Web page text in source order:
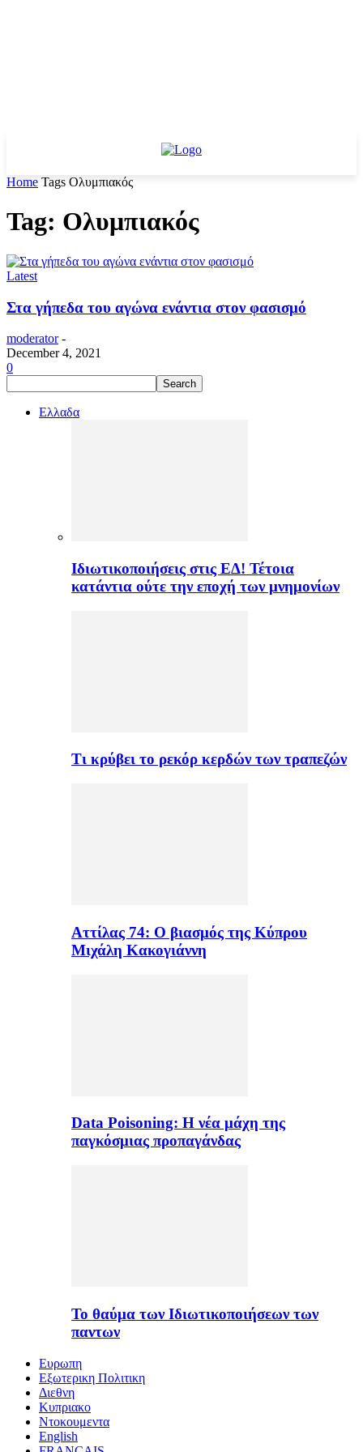
Home Tags Ολυμπιακός
Tag: Ολυμπιακός
Latest
Στα γήπεδα του αγώνα ενάντια στον φασισμό
moderator -
December 4, 2021
0
Ελλαδα
Ιδιωτικοποιήσεις στις ΕΔ! Τέτοια
κατάντια ούτε την εποχή των μνημονίων
Τι κρύβει το ρεκόρ κερδών των τραπεζών
Αττίλας 74: Ο βιασμός της Κύπρου
Μιχάλη Κακογιάννη
Data Poisoning: Η νέα μάχη της
παγκόσμιας προπαγάνδας
Το θαύμα των Ιδιωτικοποιήσεων των
παντων
Ευρωπη
Εξωτερικη Πολιτικη
Διεθνη
Κυπριακο
Ντοκουμεντα
English